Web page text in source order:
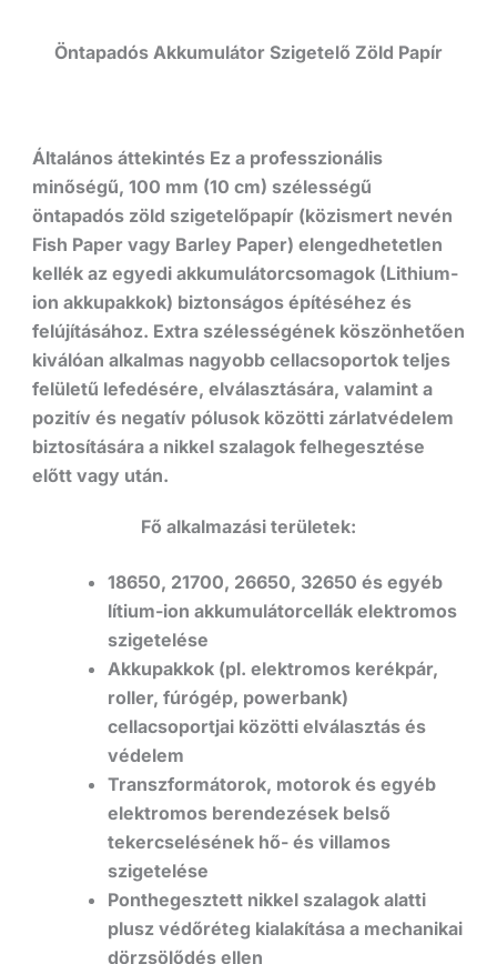
Öntapadós Akkumulátor Szigetelő Zöld Papír
Általános áttekintés Ez a professzionális
minőségű, 100 mm (10 cm) szélességű
öntapadós zöld szigetelőpapír (közismert nevén
Fish Paper vagy Barley Paper) elengedhetetlen
kellék az egyedi akkumulátorcsomagok (Lithium-
ion akkupakkok) biztonságos építéséhez és
felújításához. Extra szélességének köszönhetően
kiválóan alkalmas nagyobb cellacsoportok teljes
felületű lefedésére, elválasztására, valamint a
pozitív és negatív pólusok közötti zárlatvédelem
biztosítására a nikkel szalagok felhegesztése
előtt vagy után.
Fő alkalmazási területek:
18650, 21700, 26650, 32650 és egyéb
lítium-ion akkumulátorcellák elektromos
szigetelése
Akkupakkok (pl. elektromos kerékpár,
roller, fúrógép, powerbank)
cellacsoportjai közötti elválasztás és
védelem
Transzformátorok, motorok és egyéb
elektromos berendezések belső
tekercselésének hő- és villamos
szigetelése
Ponthegesztett nikkel szalagok alatti
plusz védőréteg kialakítása a mechanikai
dörzsölődés ellen